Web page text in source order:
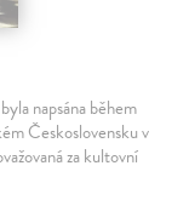
napsána během
Československu v
za kultovní